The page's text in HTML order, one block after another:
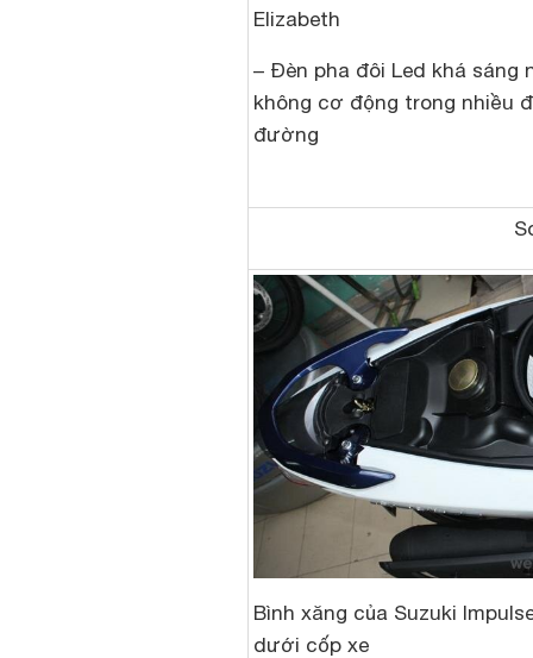
Elizabeth
– Đèn pha đôi Led khá sáng
không cơ động trong nhiều
đường
Bình xăng của Suzuki
dưới cốp xe